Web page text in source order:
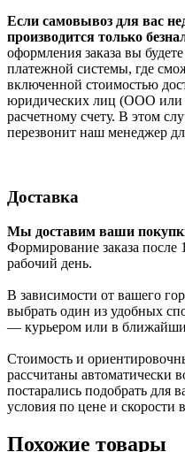
Если самовывоз для вас
производится только
оформления заказа вы
платежной системы, где
включенной стоимостью
юридических лиц (ООО или
расчетному счету. В этом
перезвонит наш менеджер
Доставка
Мы доставим ваши
Формирование заказа после
рабочий день.
В зависимости от вашего
выбрать один из удобных
— курьером или в
Стоимость и
рассчитаны автоматически
постарались подобрать для
условия по цене и скорости
Похожие товары